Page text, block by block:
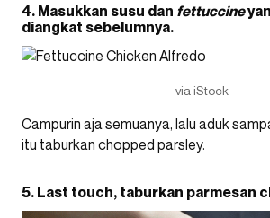
4. Masukkan susu dan fettuccine
diangkat sebelumnya.
via iStock
Campurin aja semuanya, lalu aduk
itu taburkan chopped parsley.
5. Last touch, taburkan parmesan